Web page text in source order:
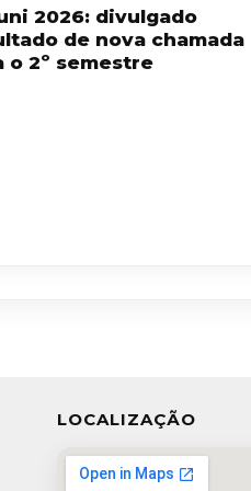
2026: divulgado
de nova chamada
o 2º semestre
LOCALIZAÇÃO